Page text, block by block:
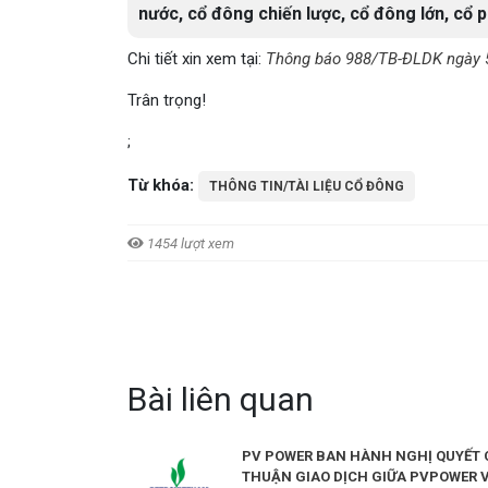
nước, cổ đông chiến lược, cổ đông lớn, cổ
Chi tiết xin xem tại: Thông báo 988/TB-ĐLDK ngày
Trân trọng!
;
Từ khóa: THÔNG TIN/TÀI LIỆU CỔ ĐÔNG
1454 lượt xem
Bài liên quan
PV POWER BAN HÀNH NGHỊ QUYẾT
THUẬN GIAO DỊCH GIỮA PVPOWER